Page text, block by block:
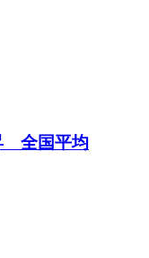
全国平均